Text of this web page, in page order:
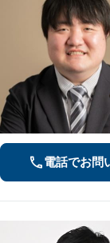
電話でお問